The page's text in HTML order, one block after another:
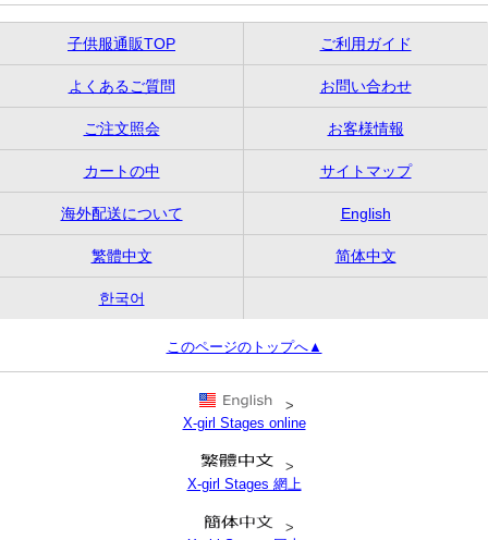
子供服通販TOP ご利用ガイド
よくあるご質問 お問い合わせ
ご注文照会 お客様情報
カートの中 サイトマップ
海外配送について English
繁體中文 简体中文
한국어
このページのトップへ▲
>
X-girl Stages online
>
X-girl Stages 網上
>